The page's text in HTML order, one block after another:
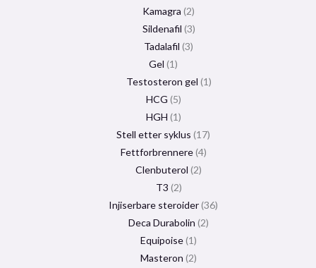
Kamagra 2
Sildenafil 3
Tadalafil 3
Gel 1
Testosteron gel 1
HCG 5
HGH 1
Stell etter syklus 17
Fettforbrennere 4
Clenbuterol 2
T3 2
Injiserbare steroider 36
Deca Durabolin 2
Equipoise 1
Masteron 2